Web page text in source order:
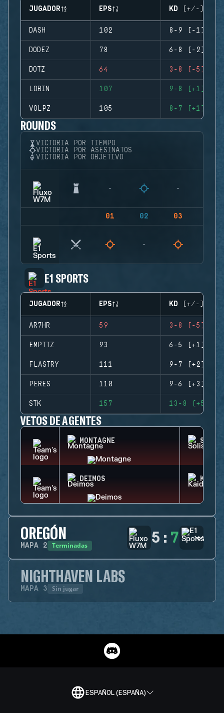
JUGADOR EPS KD (+/-)
DASH 102 8-9 (-1)
DODEZ 78 6-8 (-2)
DOTZ 64 3-8 (-5)
LOBIN 107 9-8 (+1)
VOLPZ 105 8-7 (+1)
ROUNDS
VICTORIA POR TIEMPO
VICTORIA POR ASESINATOS
VICTORIA POR OBJETIVO
01 02 03
E1 SPORTS
JUGADOR EPS KD (+/-)
AR7HR 59 3-8 (-5)
EMPTTZ 93 6-5 (+1)
FLASTRY 111 9-7 (+2)
PERES 110 9-6 (+3)
STK 157 13-8 (+5)
VETOS DE AGENTES
MONTAGNE SOLIS
DEIMOS KAID
OREGÓN
MAPA 2 Terminadas 5 : 7
NIGHTHAVEN LABS
MAPA 3 Sin jugar
ESPAÑOL (ESPAÑA)